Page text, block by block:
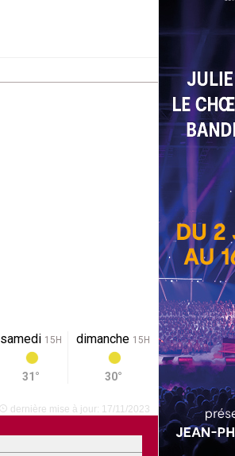
samedi 15H
31°
dimanche 15H
30°
dernière mise à jour: 17/11/2023